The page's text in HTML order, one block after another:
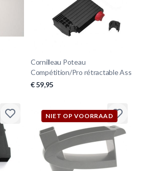
Cornilleau Poteau
Compétition/Pro rétractable Ass
€ 59,95
NIET OP VOORRAAD